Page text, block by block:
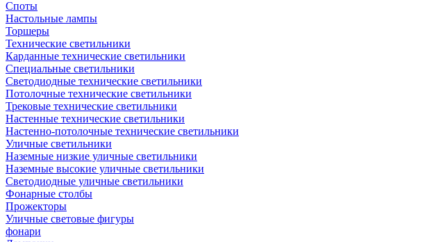
Споты
Настольные лампы
Торшеры
Технические светильники
Карданные технические светильники
Специальные светильники
Светодиодные технические светильники
Потолочные технические светильники
Трековые технические светильники
Настенные технические светильники
Настенно-потолочные технические светильники
Уличные светильники
Наземные низкие уличные светильники
Наземные высокие уличные светильники
Светодиодные уличные светильники
Фонарные столбы
Прожекторы
Уличные световые фигуры
фонари